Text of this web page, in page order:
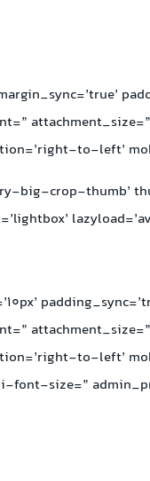
to-left’
big-crop-thumb’
to-left’